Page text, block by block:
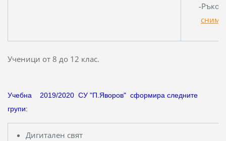
-
Ученици от 8 до 12 клас.
Учебна 2019/2020 СУ "П.Яворов" сформира следните
групи:
Дигитален свят